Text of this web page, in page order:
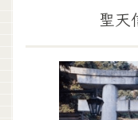
聖天